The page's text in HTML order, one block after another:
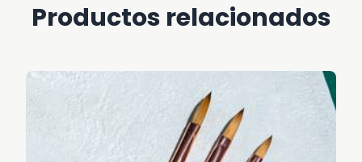
Productos relacionados